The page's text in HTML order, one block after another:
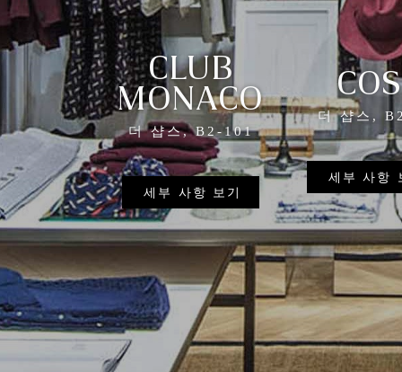
CLUB
MONACO
더 샵스, B2-101
세부 사항 보기
더 샵스,
세부 사항